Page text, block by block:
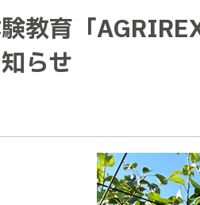
教育「
らせ